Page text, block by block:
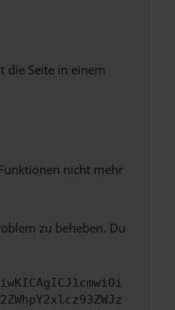
die Seite in einem
nicht mehr
zu beheben. Du